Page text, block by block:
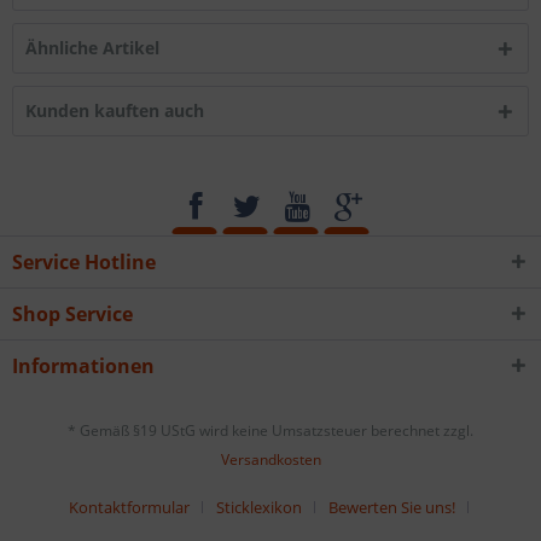
Ähnliche Artikel
Kunden kauften auch
Service Hotline
Shop Service
Informationen
* Gemäß §19 UStG wird keine Umsatzsteuer berechnet zzgl.
Versandkosten
Kontaktformular Sticklexikon
Bewerten Sie uns!